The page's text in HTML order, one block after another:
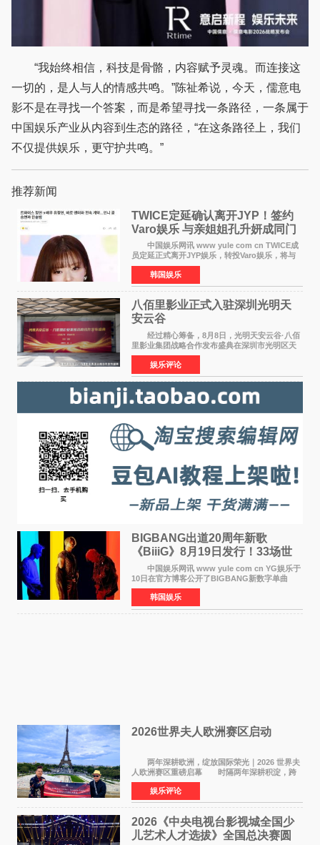
“我始终相信，科技是骨骼，内容赋予灵魂。而连接这
一切的，是人与人的情感共鸣。”陈祉希说，今天，儒意电
影不是在寻找一个答案，而是希望寻找一条路径，一条属于
中国娱乐产业从内容到生态的路径，“在这条路径上，我们
不仅提供娱乐，更守护共鸣。”
推荐新闻
TWICE定延确认离开JYP！签约
Varo娱乐 与亲姐姐孔升妍成同门
中国娱乐网讯 www yule com cn TWICE成
员定延正式离开JYP娱乐，转投Varo娱乐，将与
亲姐姐孔升妍成为同门。 Varo娱乐于10日通
过官方SNS宣布："能与拥有多彩魅力和无限潜力
的俞定延结下珍贵
韩国娱乐
八佰里影业正式入驻深圳光明天
安云谷
经过精心筹备，8月8日，光明天安云谷·八佰
里影业集团战略合作发布盛典在深圳市光明区天
安云谷盛大举行，来自DataEye剧查查创始人
&CEO 深圳市微短剧产业协会会长汪祥斌先生、
光明区文化广电旅
娱乐评论
BIGBANG出道20周年新歌
《BiiiG》8月19日发行！33场世
界巡演同步启航
中国娱乐网讯 www yule com cn YG娱乐于
10日在官方博客公开了BIGBANG新数字单曲
《BiiiG》的海报，宣布新歌将于8月19日——组
合出道20周年纪念日正式发行。歌名取自意为"巨
大""宏大"的"BIG"
韩国娱乐
2026世界夫人欧洲赛区启动
两年深耕欧洲，绽放国际荣光｜2026 世界夫
人欧洲赛区重磅启幕 时隔两年深耕积淀，跨
越多国文化游学！伴随着国际影响力持续攀升，
2026 世界夫人欧洲赛区正式全面启动。本次赛区
落地，是世
娱乐评论
2026《中央电视台影视城全国少
儿艺术人才选拔》全国总决赛圆